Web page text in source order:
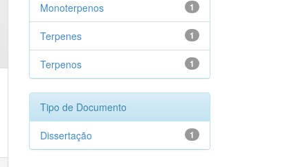
1
Monoterpenos
1
Terpenes
1
Terpenos
Tipo de Documento
1
Dissertação